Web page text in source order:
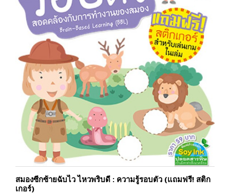
สมองซีกซ้ายฉับไว ไหวพริบดี : ความรู้รอบตัว (แถมฟรี! สติก
เกอร์)